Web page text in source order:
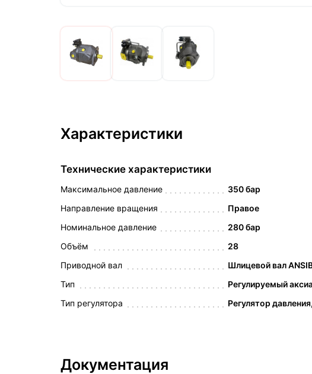
Характеристики
Технические характеристики
Максимальное давление
350 бар
Направление вращения
Правое
Номинальное давление
280 бар
Объём
28
Приводной вал
Шлицевой вал
Тип
Регулируемый
Тип регулятора
Регулятор
Документация